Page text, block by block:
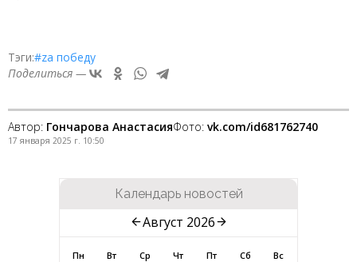
Тэги:#zа победу
Поделиться —
Автор: Гончарова АнастасияФото: vk.com/id681762740
17 января 2025 г. 10:50
Календарь новостей
Август 2026
Пн Вт Ср Чт Пт Сб Вс